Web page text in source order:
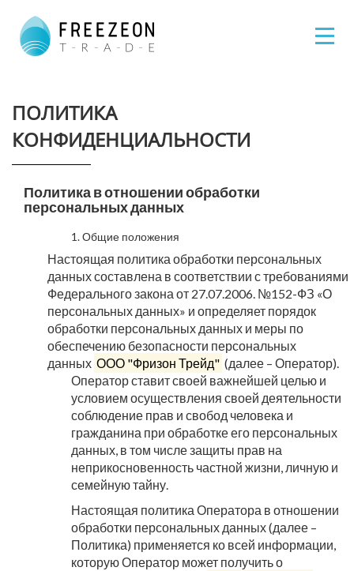
ПОЛИТИКА
КОНФИДЕНЦИАЛЬНОСТИ
Политика в отношении обработки
персональных данных
1. Общие положения
Настоящая политика обработки персональных
данных составлена в соответствии с требованиями
Федерального закона от 27.07.2006. №152-ФЗ «О
персональных данных» и определяет порядок
обработки персональных данных и меры по
обеспечению безопасности персональных
данных ООО "Фризон Трейд" (далее – Оператор).
Оператор ставит своей важнейшей целью и
условием осуществления своей деятельности
соблюдение прав и свобод человека и
гражданина при обработке его персональных
данных, в том числе защиты прав на
неприкосновенность частной жизни, личную и
семейную тайну.
Настоящая политика Оператора в отношении
обработки персональных данных (далее –
Политика) применяется ко всей информации,
которую Оператор может получить о